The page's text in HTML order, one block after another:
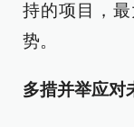
持的项目，
势。
多措并举应对